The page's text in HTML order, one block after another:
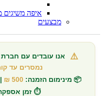
איפה משיגים
מבצעים
⚠️ אנו עובדים עם
נמסרים עד
📦 מינימום הזמנה: 500 ₪
⏱️ זמן